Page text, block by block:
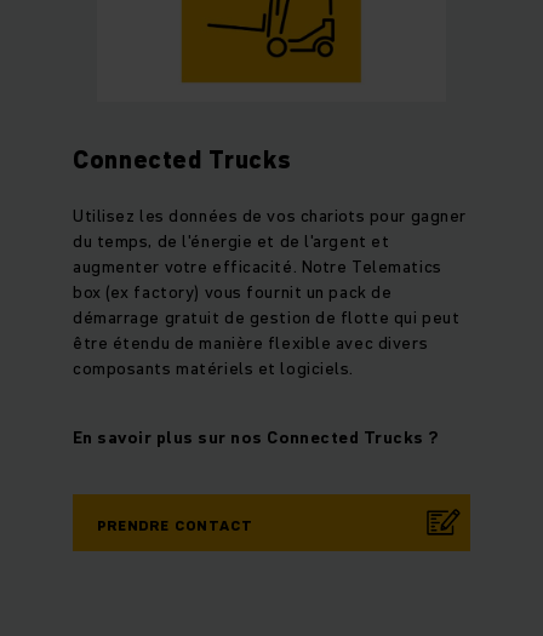
Connected Trucks
Utilisez les données de vos chariots pour gagner
du temps, de l'énergie et de l'argent et
augmenter votre efficacité. Notre Telematics
box (ex factory) vous fournit un pack de
démarrage gratuit de gestion de flotte qui peut
être étendu de manière flexible avec divers
composants matériels et logiciels.
En savoir plus sur nos Connected Trucks ?
PRENDRE CONTACT